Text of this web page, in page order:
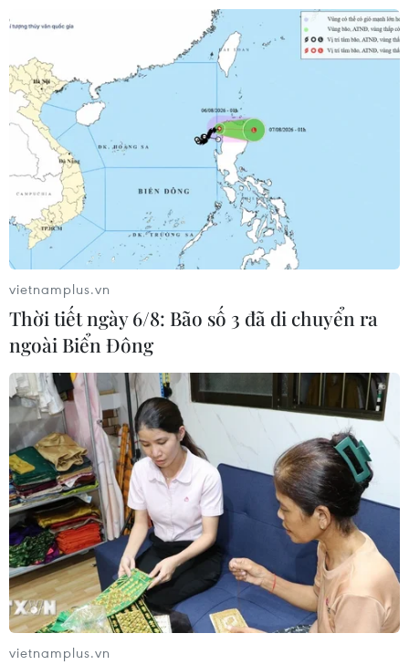
TIN CÙNG CHUYÊN MỤC
Giá vàng trong nước tiếp tục tăng,
SJC lên ngưỡng 143,3 triệu đồng mỗi
lượng
vietnamplus.vn
Thời tiết ngày 6/8: Bão số 3 đã di chuyển ra
ngoài Biển Đông
vietnamplus.vn